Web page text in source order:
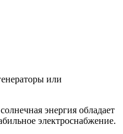
или
энергия обладает
электроснабжение.